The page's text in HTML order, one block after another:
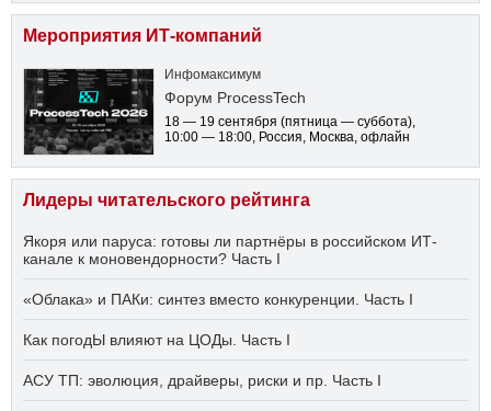
Мероприятия ИТ-компаний
Инфомаксимум
Форум ProcessTech
18 — 19 сентября (пятница — суббота),
10:00 — 18:00, Россия, Москва, офлайн
Лидеры читательского рейтинга
Якоря или паруса: готовы ли партнёры в российском ИТ-
канале к моновендорности? Часть I
«Облака» и ПАКи: синтез вместо конкуренции. Часть I
Как погодЫ влияют на ЦОДы. Часть I
АСУ ТП: эволюция, драйверы, риски и пр. Часть I